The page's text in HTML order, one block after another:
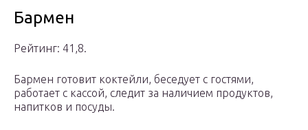
Бармен
Рейтинг: 41,8.
Бармен готовит коктейли, беседует с гостями,
работает с кассой, следит за наличием продуктов,
напитков и посуды.